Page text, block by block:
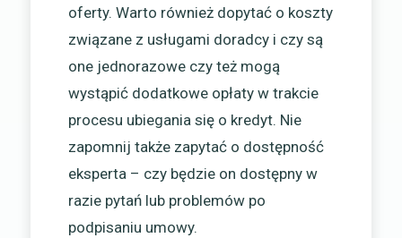
oferty. Warto również dopytać o koszty
związane z usługami doradcy i czy są
one jednorazowe czy też mogą
wystąpić dodatkowe opłaty w trakcie
procesu ubiegania się o kredyt. Nie
zapomnij także zapytać o dostępność
eksperta – czy będzie on dostępny w
razie pytań lub problemów po
podpisaniu umowy.